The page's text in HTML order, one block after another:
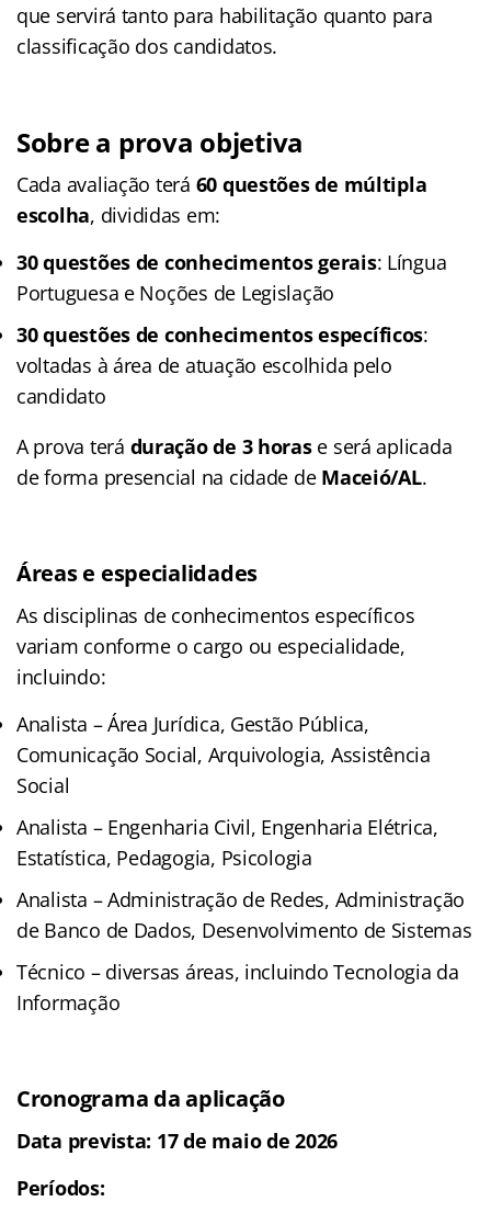
que servirá tanto para habilitação quanto para
classificação dos candidatos.
Sobre a prova objetiva
Cada avaliação terá 60 questões de múltipla
escolha, divididas em:
30 questões de conhecimentos gerais: Língua
Portuguesa e Noções de Legislação
30 questões de conhecimentos específicos:
voltadas à área de atuação escolhida pelo
candidato
A prova terá duração de 3 horase será aplicada
de forma presencial na cidade de Maceió/AL.
Áreas e especialidades
As disciplinas de conhecimentos específicos
variam conforme o cargo ou especialidade,
incluindo:
Analista – Área Jurídica, Gestão Pública,
Comunicação Social, Arquivologia, Assistência
Social
Analista – Engenharia Civil, Engenharia Elétrica,
Estatística, Pedagogia, Psicologia
Analista – Administração de Redes, Administração
de Banco de Dados, Desenvolvimento de Sistemas
Técnico – diversas áreas, incluindo Tecnologia da
Informação
Cronograma da aplicação
Data prevista: 17 de maio de 2026
Períodos: